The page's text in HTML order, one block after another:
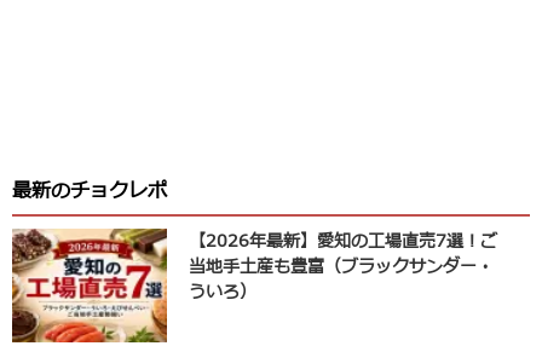
最新のチョクレポ
【2026年最新】愛知の工場直売7選！ご
当地手土産も豊富（ブラックサンダー・
ういろ）